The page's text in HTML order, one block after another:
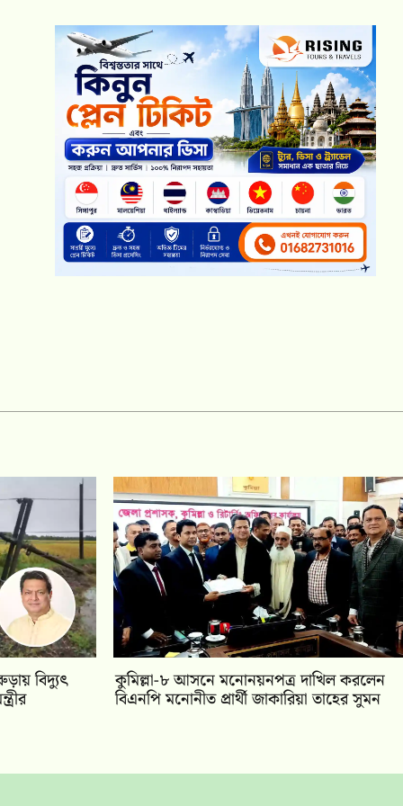
বিদ্যুৎ কুমিল্লা-৮ আসনে মনোনয়নপত্র দাখিল করলেন
বিএনপি মনোনীত প্রার্থী জাকারিয়া তাহের সুমন